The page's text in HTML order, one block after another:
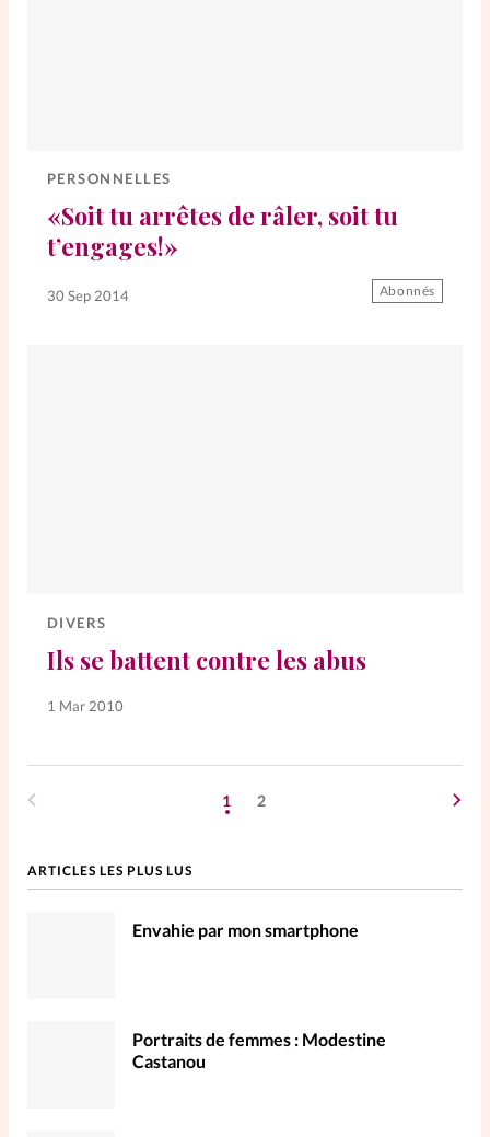
PERSONNELLES
«Soit tu arrêtes de râler, soit tu
t’engages!»
30 Sep 2014 Abonnés
DIVERS
Ils se battent contre les abus
1 Mar 2010
1 2
ARTICLES LES PLUS LUS
Envahie par mon smartphone
Portraits de femmes : Modestine
Castanou